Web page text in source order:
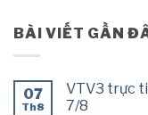
BÀI VIẾT GẦN
07
Th8
VTV3 trực
7/8